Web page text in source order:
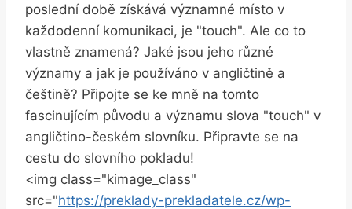
poslední době získává významné místo v
každodenní komunikaci, je "touch". Ale co to
vlastně znamená? Jaké jsou jeho různé
významy a jak je používáno v angličtině a
češtině? Připojte se ke mně na tomto
fascinujícím původu a významu slova "touch" v
angličtino-českém slovníku. Připravte se na
cestu do slovního pokladu!
<img class="kimage_class"
src="https://preklady-prekladatele.cz/wp-